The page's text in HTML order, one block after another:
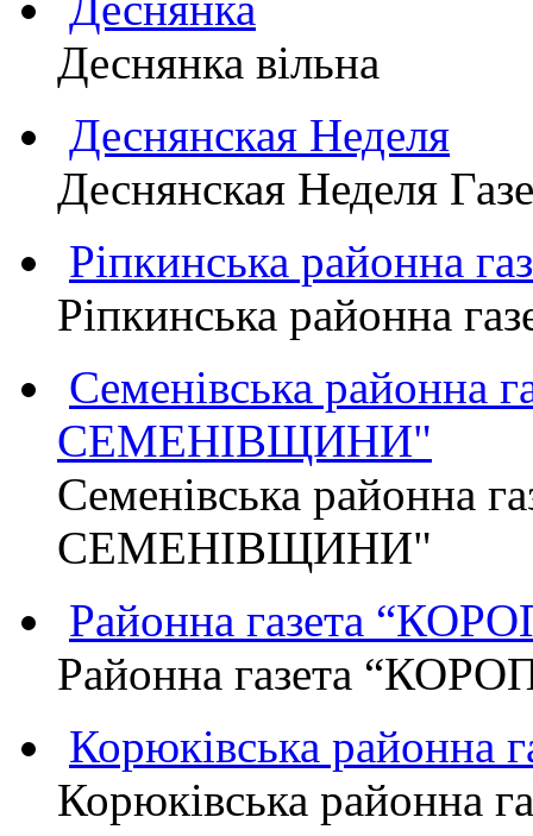
Деснянка вільна
Деснянская Неделя
Деснянская Неделя
Ріпкинська районна
Ріпкинська районна
Семенівська районна
СЕМЕНІВЩИНИ"
Семенівська районна
СЕМЕНІВЩИНИ"
Районна газета
Районна газета
Корюківська районна
Корюківська районна